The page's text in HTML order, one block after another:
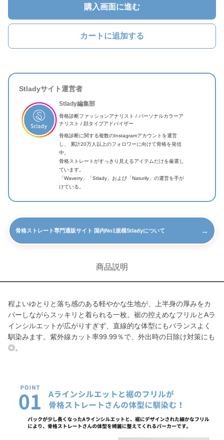
購入画面に進む
カートに追加する
Stladyサイト運営者
Stlady編集部
骨格診断ファッションアナリスト / パーソナルカラーア
ナリスト / 顔タイプアドバイザー
骨格診断に関する複数のInstagramアカウントを運営
し、 累計20万人以上のフォロワーに向けて骨格を発信
中。
骨格ストレートがすっきり見えるアイテムだけを厳選し
ています。
「Waverry」「Stlady」および「Naturily」の運営を手が
けている。
骨格ストレート専門通販サイト 国内No1規模Stladyについて →
商品説明
程よいゆとりと落ち感のある軽やかな生地が、上半身の厚みをカ
バーしながらスッキリと着られる一枚。裾の控えめなフリルとAラ
インシルエットが広がりすぎず、直線的な体型にもバランスよく
馴染みます。紫外線カット率99.99％で、外出時の日除け対策にも
◎。